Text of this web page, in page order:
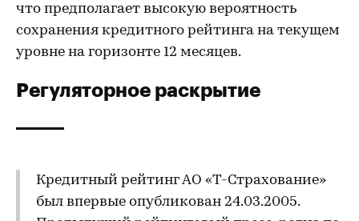
что предполагает высокую вероятность
сохранения кредитного рейтинга на текущем
уровне на горизонте 12 месяцев.
Регуляторное раскрытие
Кредитный рейтинг АО «Т-Страхование»
был впервые опубликован 24.03.2005.